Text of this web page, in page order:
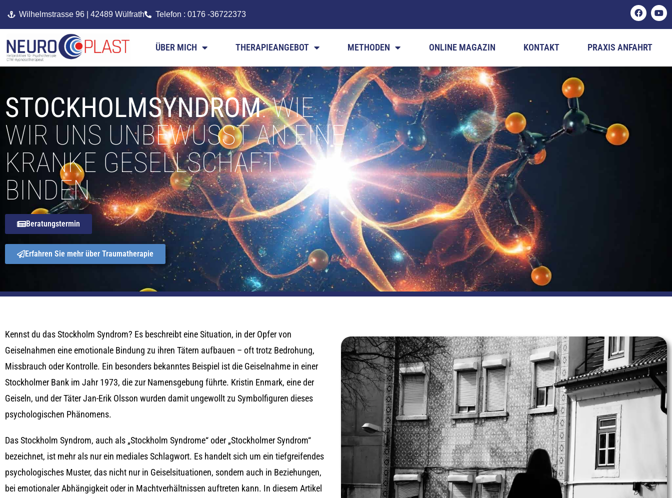
Wilhelmstrasse 96 | 42489 Wülfrath Telefon : 0176 -36722373
ÜBER MICH THERAPIEANGEBOT METHODEN ONLINE MAGAZIN KONTAKT PRAXIS ANFAHRT
STOCKHOLMSYNDROM: WIE
WIR UNS UNBEWUSST AN EINE
KRANKE GESELLSCHAFT
BINDEN
Beratungstermin
Erfahren Sie mehr über Traumatherapie
Kennst du das Stockholm Syndrom? Es beschreibt eine Situation, in der Opfer von
Geiselnahmen eine emotionale Bindung zu ihren Tätern aufbauen – oft trotz Bedrohung,
Missbrauch oder Kontrolle. Ein besonders bekanntes Beispiel ist die Geiselnahme in einer
Stockholmer Bank im Jahr 1973, die zur Namensgebung führte. Kristin Enmark, eine der
Geiseln, und der Täter Jan-Erik Olsson wurden damit ungewollt zu Symbolfiguren dieses
psychologischen Phänomens.
Das Stockholm Syndrom, auch als „Stockholm Syndrome“ oder „Stockholmer Syndrom“
bezeichnet, ist mehr als nur ein mediales Schlagwort. Es handelt sich um ein tiefgreifendes
psychologisches Muster, das nicht nur in Geiselsituationen, sondern auch in Beziehungen,
bei emotionaler Abhängigkeit oder in Machtverhältnissen auftreten kann. In diesem Artikel